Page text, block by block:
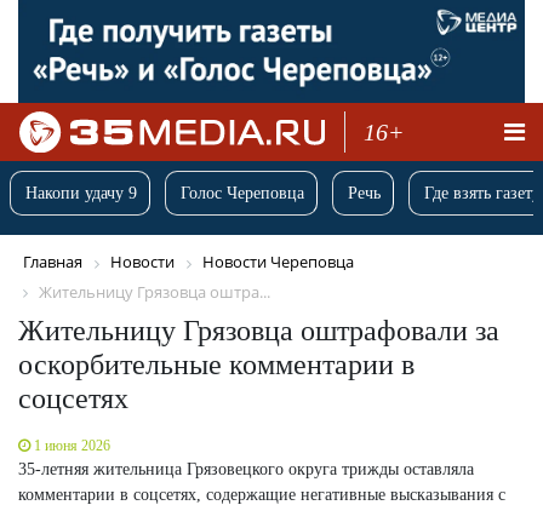
16+
Накопи удачу 9 Голос Череповца Речь Где взять
Главная Новости
Новости Череповца
Жительницу Грязовца оштра...
Жительницу Грязовца оштрафовали за
оскорбительные комментарии в
соцсетях
1 июня 2026
35-летняя жительница Грязовецкого округа трижды оставляла
комментарии в соцсетях, содержащие негативные высказывания с